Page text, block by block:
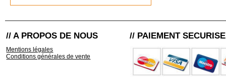
// A PROPOS DE NOUS
Mentions légales
Conditions générales de vente
// PAIEMENT SECURISE